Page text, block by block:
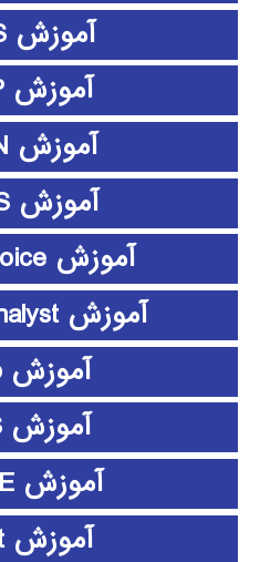
آموزش EDIUS
آموزش EMTP
آموزش ePLAN
آموزش ETABS
آموزش expert choice
آموزش Frontier Analyst
آموزش github
آموزش HFSS
آموزش HSPICE
آموزش L-Edit